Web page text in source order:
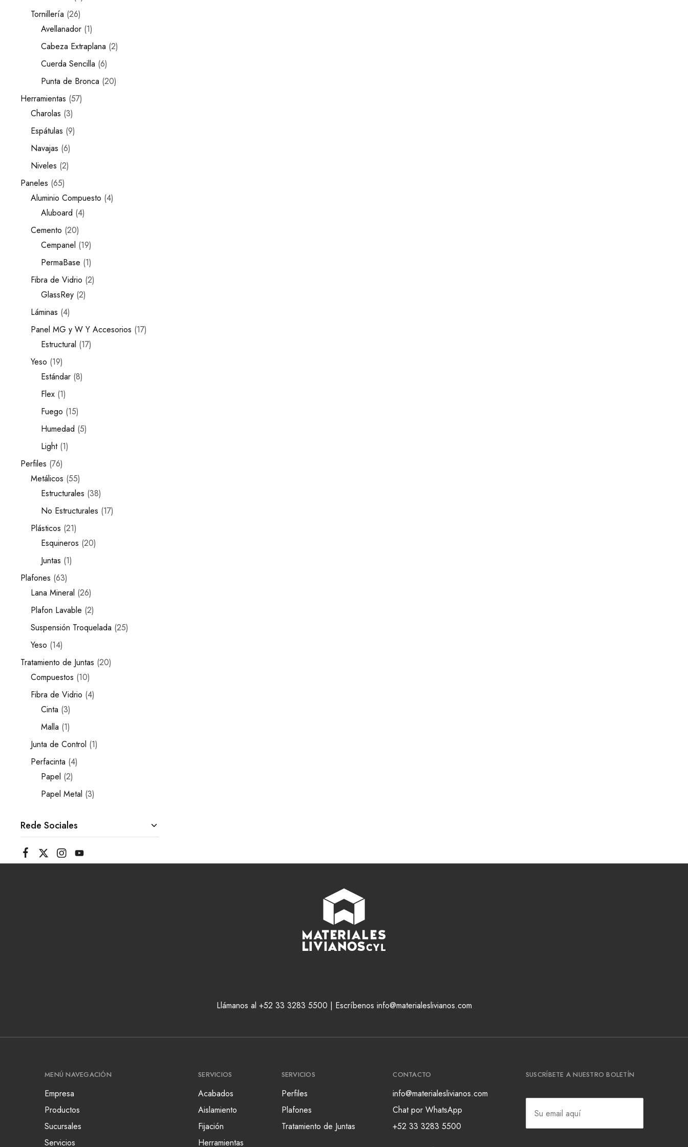
Tornillería 26
Avellanador 1
Cabeza Extraplana 2
Cuerda Sencilla 6
Punta de Bronca 20
Herramientas 57
Charolas 3
Espátulas 9
Navajas 6
Niveles 2
Paneles 65
Aluminio Compuesto 4
Aluboard 4
Cemento 20
Cempanel 19
PermaBase 1
Fibra de Vidrio 2
GlassRey 2
Láminas 4
Panel MG y W Y Accesorios 17
Estructural 17
Yeso 19
Estándar 8
Flex 1
Fuego 15
Humedad 5
Light 1
Perfiles 76
Metálicos 55
Estructurales 38
No Estructurales 17
Plásticos 21
Esquineros 20
Juntas 1
Plafones 63
Lana Mineral 26
Plafon Lavable 2
Suspensión Troquelada 25
Yeso 14
Tratamiento de Juntas 20
Compuestos 10
Fibra de Vidrio 4
Cinta 3
Malla 1
Junta de Control 1
Perfacinta 4
Papel 2
Papel Metal 3
Rede Sociales
Llámanos al +52 33 3283 5500 | Escríbenos info@materialeslivianos.com
MENÚ NAVEGACIÓN
Empresa
Productos
Sucursales
Servicios
SERVICIOS
Acabados
Aislamiento
Fijación
Herramientas
SERVICIOS
Perfiles
Plafones
Tratamiento de Juntas
CONTACTO
info@materialeslivianos.com
Chat por WhatsApp
+52 33 3283 5500
SUSCRÍBETE A NUESTRO BOLETÍN